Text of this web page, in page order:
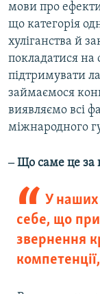
мови про
що категорія
хуліганства й
покладатися на
підтримувати
займаємося
виявляємо всі
міжнародного
‒ Що саме це за
У
себе, що
звернення